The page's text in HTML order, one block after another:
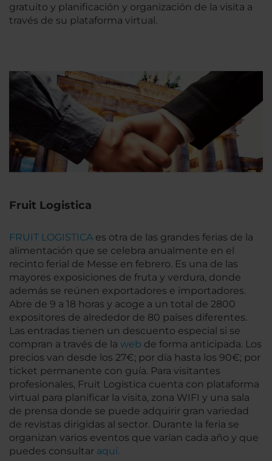
gratuito y planificación y organización de la visita a
través de su plataforma virtual.
Fruit Logistica
FRUIT LOGISTICA es otra de las grandes ferias de la
alimentación que se celebra anualmente en el
recinto ferial de Messe en febrero. Es una de las
mayores exposiciones de fruta y verdura, donde
además se reúnen exportadores e importadores.
Abre de 9 a 18 horas y acoge a un total de 2800
expositores de alrededor de 80 países diferentes.
Las entradas tienen un descuento especial si se
compran a través de la web de forma anticipada. Los
precios van desde los 27€; por día hasta los 90€; por
ticket permanente con guía. Para visitantes
profesionales, Fruit Logistica cuenta con plataforma
virtual para planificar la visita, zona WIFI y una sala
de prensa donde se puede adquirir gran variedad
de revistas dirigidas al sector. Durante la feria se
organizan varios eventos que varían cada año y que
puedes consultar aquí.